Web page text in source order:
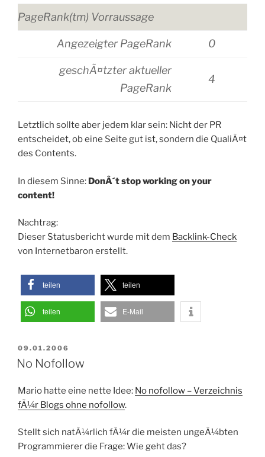
PageRank(tm) Vorraussage
Angezeigter PageRank 0
geschÃ¤tzter aktueller
PageRank
4
Letztlich sollte aber jedem klar sein: Nicht der PR
entscheidet, ob eine Seite gut ist, sondern die QualiÃ¤t
des Contents.
In diesem Sinne: DonÂ´t stop working on your
content!
Nachtrag:
Dieser Statusbericht wurde mit dem Backlink-Check
von Internetbaron erstellt.
teilen teilen
teilen E-Mail
VERÖFFENTLICHT
AM
09.01.2006
No Nofollow
Mario hatte eine nette Idee: No nofollow – Verzeichnis
fÃ¼r Blogs ohne nofollow.
Stellt sich natÃ¼rlich fÃ¼r die meisten ungeÃ¼bten
Programmierer die Frage: Wie geht das?